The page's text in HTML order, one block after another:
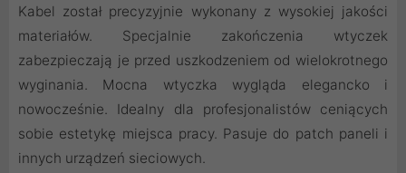
Kabel został precyzyjnie wykonany z wysokiej jakości
materiałów. Specjalnie zakończenia wtyczek
zabezpieczają je przed uszkodzeniem od wielokrotnego
wyginania. Mocna wtyczka wygląda elegancko i
nowocześnie. Idealny dla profesjonalistów ceniących
sobie estetykę miejsca pracy. Pasuje do patch paneli i
innych urządzeń sieciowych.